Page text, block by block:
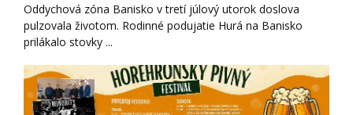
Oddychová zóna Banisko v tretí júlový utorok doslova
pulzovala životom. Rodinné podujatie Hurá na Banisko
prilákalo stovky ...